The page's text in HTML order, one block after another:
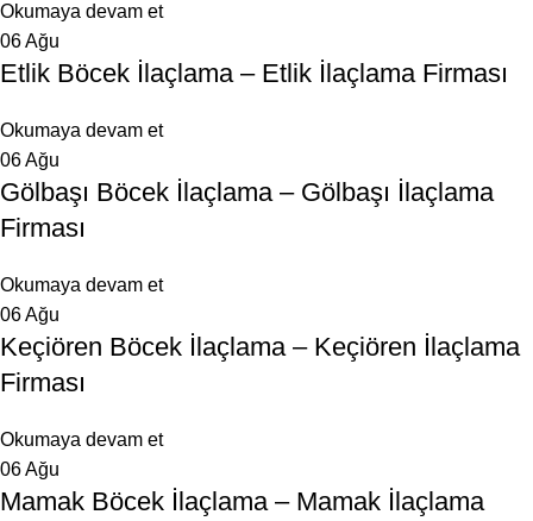
Okumaya devam et
06Ağu
Etlik Böcek İlaçlama – Etlik İlaçlama Firması
Okumaya devam et
06Ağu
Gölbaşı Böcek İlaçlama – Gölbaşı İlaçlama
Firması
Okumaya devam et
06Ağu
Keçiören Böcek İlaçlama – Keçiören İlaçlama
Firması
Okumaya devam et
06Ağu
Mamak Böcek İlaçlama – Mamak İlaçlama